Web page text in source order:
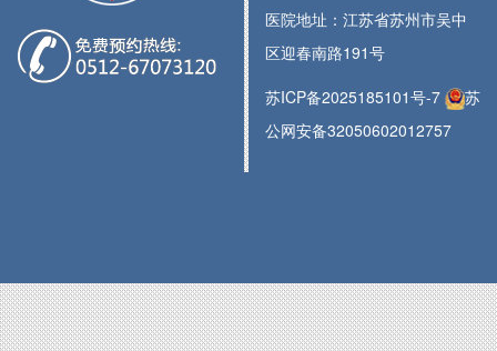
医院地址：江苏省苏州市吴中
区迎春南路191号
苏ICP备2025185101号-7
苏
公网安备32050602012757